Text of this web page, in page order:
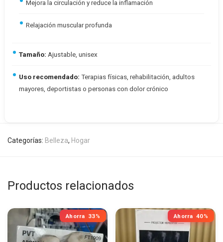
Mejora la circulación y reduce la inflamación
Relajación muscular profunda
Tamaño: Ajustable, unisex
Uso recomendado: Terapias físicas, rehabilitación, adultos
mayores, deportistas o personas con dolor crónico
Categorías: Belleza, Hogar
Productos relacionados
Ahorra 33% Ahorra 40%